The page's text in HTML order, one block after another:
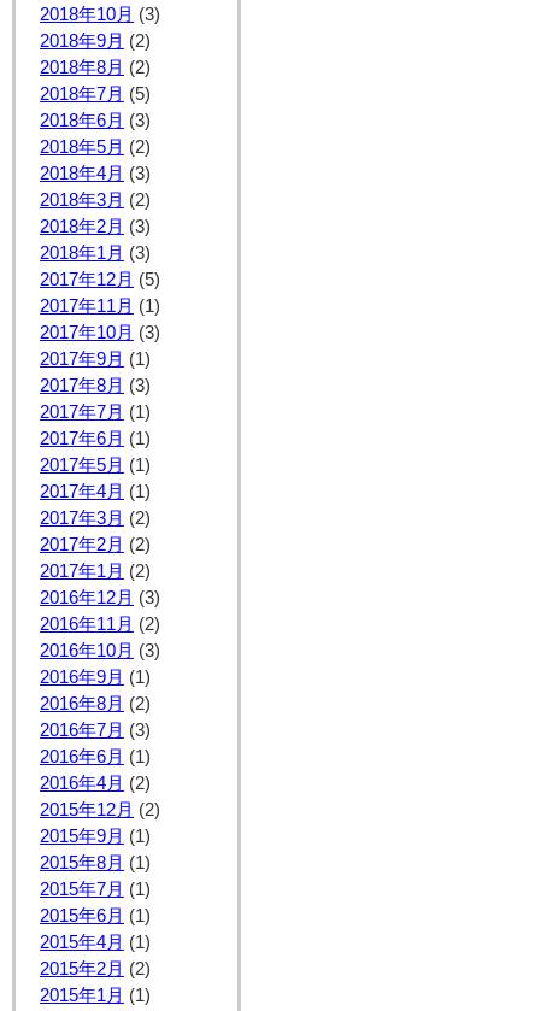
2018年10月 (3)
2018年9月 (2)
2018年8月 (2)
2018年7月 (5)
2018年6月 (3)
2018年5月 (2)
2018年4月 (3)
2018年3月 (2)
2018年2月 (3)
2018年1月 (3)
2017年12月 (5)
2017年11月 (1)
2017年10月 (3)
2017年9月 (1)
2017年8月 (3)
2017年7月 (1)
2017年6月 (1)
2017年5月 (1)
2017年4月 (1)
2017年3月 (2)
2017年2月 (2)
2017年1月 (2)
2016年12月 (3)
2016年11月 (2)
2016年10月 (3)
2016年9月 (1)
2016年8月 (2)
2016年7月 (3)
2016年6月 (1)
2016年4月 (2)
2015年12月 (2)
2015年9月 (1)
2015年8月 (1)
2015年7月 (1)
2015年6月 (1)
2015年4月 (1)
2015年2月 (2)
2015年1月 (1)